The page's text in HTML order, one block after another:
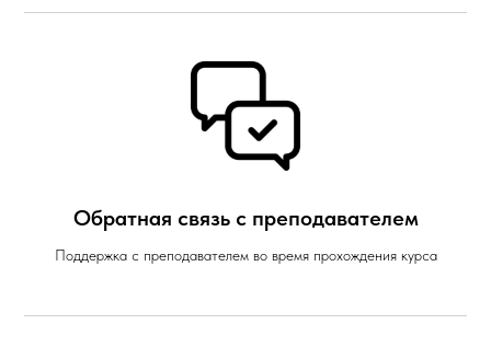
Обратная связь с преподавателем
Поддержка с преподавателем во время прохождения курса